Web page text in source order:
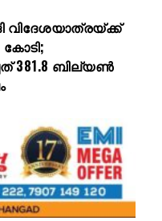
വിദേശയാത്രയ്ക്ക്
കോടി;
381.8 ബില്യൺ